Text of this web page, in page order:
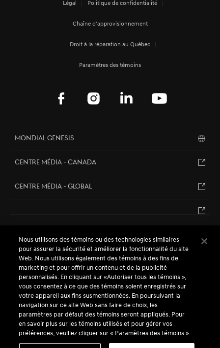
Légal Politique de confidentialité
Chaîne d'approvisionnement
Droit à la réparation au Québec
Paramètres des témoins
Mondial Genesis
Centre Média - Canada
Centre Média - Global
EN FR
MC/MD Le nom Genesis ainsi que les logos, noms de produits,
noms de fonctionnalités, images et slogans Genesis sont des
marques appartenant à (ou utilisées sous licence par) Genesis
Nous utilisons des témoins ou des technologies similaires
pour assurer la sécurité et améliorer la fonctionnalité du site
Web. Nous utilisons également des témoins à des fins de
marketing et pour offrir un contenu et de la publicité
personnalisés. En cliquant sur «Autoriser tous les témoins »,
vous consentez à ce que des témoins soient enregistrés sur
votre appareil aux fins susmentionnées. En poursuivant la
navigation sur ce site Web sans faire de choix, les
paramètres par défaut des témoins seront appliqués. Pour
en savoir plus sur les témoins utilisés et pour gérer vos
préférences, veuillez cliquer sur « Paramètres des témoins ».